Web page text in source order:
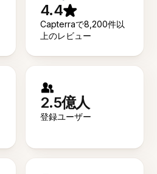
4.4
Capterraで8,200件以
上のレビュー
2.5億人
登録ユーザー